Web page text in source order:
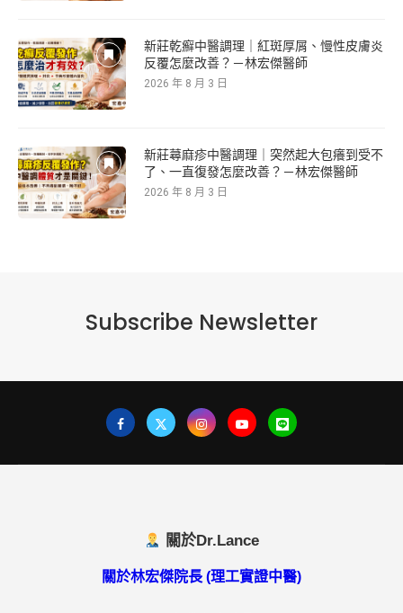
新莊乾癬中醫調理｜紅斑厚屑、慢性皮膚炎
反覆怎麼改善？－林宏傑醫師
2026 年 8 月 3 日
新莊蕁麻疹中醫調理｜突然起大包癢到受不
了、一直復發怎麼改善？－林宏傑醫師
2026 年 8 月 3 日
Subscribe Newsletter
關於Dr.Lance
關於林宏傑院長 (理工實證中醫)